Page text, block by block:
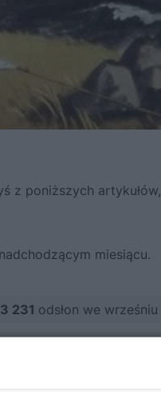
z poniższych artykułów,
miesiącu.
231 odsłon we wrześniu